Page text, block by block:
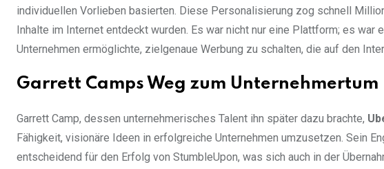
individuellen Vorlieben basierten. Diese Personalisierung zog schnell
Inhalte im Internet entdeckt wurden. Es war nicht nur eine Plattform; es
Unternehmen ermöglichte, zielgenaue Werbung zu schalten, die auf den
Garrett Camps Weg zum Unternehmertum
Garrett Camp, dessen unternehmerisches Talent ihn später dazu brachte,
Fähigkeit, visionäre Ideen in erfolgreiche Unternehmen umzusetzen. Sein
entscheidend für den Erfolg von StumbleUpon, was sich auch in der